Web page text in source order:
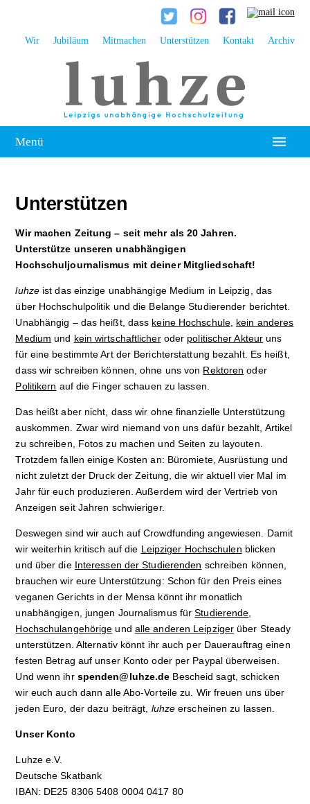
Wir Jubiläum Mitmachen Unterstützen Kontakt Archiv
Menü
Leipzig
Kolumne
Reportage
Interview
Kultur
Sport
Film
Klima
International
Wissenschaft
Service
Campuskultur
Unterstützen
Wir machen Zeitung – seit mehr als 20 Jahren.
Unterstütze unseren unabhängigen
Hochschuljournalismus mit deiner Mitgliedschaft!
luhzeist das einzige unabhängige Medium in Leipzig, das
über Hochschulpolitik und die Belange Studierender berichtet.
Unabhängig – das heißt, dass keine Hochschule, kein anderes
Medium und kein wirtschaftlicheroder politischer Akteur uns
für eine bestimmte Art der Berichterstattung bezahlt. Es heißt,
dass wir schreiben können, ohne uns von Rektoren oder
Politikern auf die Finger schauen zu lassen.
Das heißt aber nicht, dass wir ohne finanzielle Unterstützung
auskommen. Zwar wird niemand von uns dafür bezahlt, Artikel
zu schreiben, Fotos zu machen und Seiten zu layouten.
Trotzdem fallen einige Kosten an: Büromiete, Ausrüstung und
nicht zuletzt der Druck der Zeitung, die wir aktuell vier Mal im
Jahr für euch produzieren. Außerdem wird der Vertrieb von
Anzeigen seit Jahren schwieriger.
Deswegen sind wir auch auf Crowdfunding angewiesen. Damit
wir weiterhin kritisch auf die Leipziger Hochschulen blicken
und über die Interessen der Studierenden schreiben können,
brauchen wir eure Unterstützung: Schon für den Preis eines
veganen Gerichts in der Mensa könnt ihr monatlich
unabhängigen, jungen Journalismus fürStudierende
Hochschulangehörige und alle anderen Leipziger über Steady
unterstützen. Alternativ könnt ihr auch per Dauerauftrag einen
festen Betrag auf unser Konto oder per Paypal überweisen.
Und wenn ihr spenden@luhze.de Bescheid sagt, schicken
wir euch auch dann alle Abo-Vorteile zu. Wir freuen uns über
jeden Euro, der dazu beiträgt, luhze erscheinen zu lassen.
Unser Konto
Luhze e.V.
Deutsche Skatbank
IBAN: DE25 8306 5408 0004 0417 80